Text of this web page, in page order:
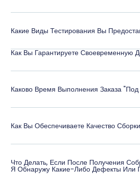
Какие Виды Тестирования Вы
Как Вы Гарантируете Своевременную
Каково Время Выполнения Заказа
Как Вы Обеспечиваете Качество
Что Делать, Если После Получения
Я Обнаружу Какие-Либо Дефекты Или